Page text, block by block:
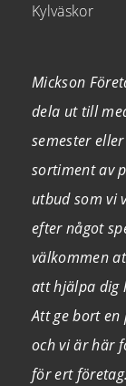
Kylväskor
Mickson
dela ut till
semester
sortiment av
utbud som vi
efter något
välkommen
att hjälpa dig
Att ge bort
och vi är här
för ert företag.